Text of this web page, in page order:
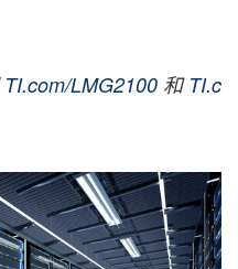
TI.com/LMG2100 和 TI.c